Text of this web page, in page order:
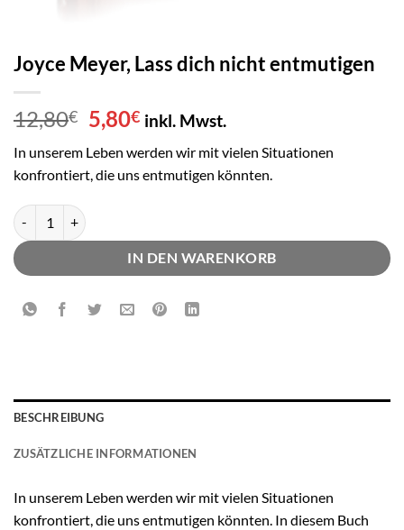
Joyce Meyer, Lass dich nicht entmutigen
12,80€ Ursprünglicher
Preis
war:
12,80€
5,80€Aktueller
ist:
5,80€.
inkl. Mwst.
In unserem Leben werden wir mit vielen Situationen
konfrontiert, die uns entmutigen könnten.
Joyce Meyer, Lass dich nicht entmutigen Menge
IN DEN WARENKORB
BESCHREIBUNG
ZUSÄTZLICHE INFORMATIONEN
In unserem Leben werden wir mit vielen Situationen
konfrontiert, die uns entmutigen könnten. In diesem Buch